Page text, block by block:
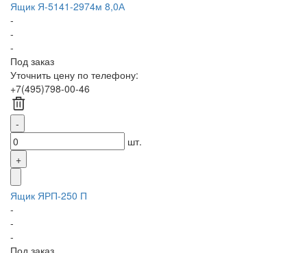
Ящик Я-5141-2974м 8,0А
-
-
-
Под заказ
Уточнить цену по телефону:
+7(495)798-00-46
шт.
Ящик ЯРП-250 П
-
-
-
Под заказ